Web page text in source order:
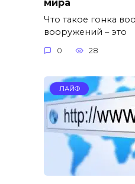
мира
Что такое гонка
вооружений – это
0 28
ЛАЙФ